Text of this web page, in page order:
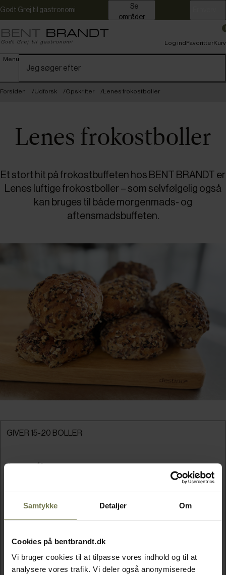
Samtykke Detaljer Om
Cookies på bentbrandt.dk
Vi bruger cookies til at tilpasse vores indhold og til at
analysere vores trafik. Vi deler også anonymiserede
Godt Grej til gastronomi
områder
Menu
Log indFavoritterKurv
Forsiden Udforsk Opskrifter Lenes frokostboller
Lenes frokostboller
Et stort hit på frokostbuffeten hos BENT BRANDT er
Lenes luftige frokostboller – som selvfølgelig også
kan bruges til både morgenmads- og
aftensmadsbuffeten.
GIVER 15-20 BOLLER
Ingredienser
½ ltr. vand
75 g flydende margarine
25-30 g sukker
Ca. 750 g hvedemel
35 g gær